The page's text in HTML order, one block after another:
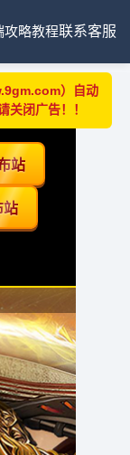
攻略教程联系客服
）自动
关闭广告！！